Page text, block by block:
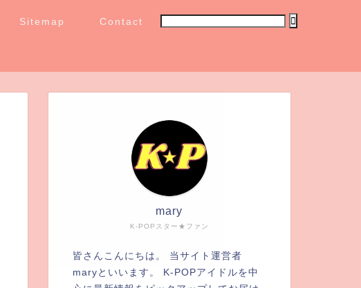
Sitemap Contact
K-POPスター★ファン
mary
皆さんこんにちは。 当サイト運営者
maryといいます。 K-POPアイドルを中